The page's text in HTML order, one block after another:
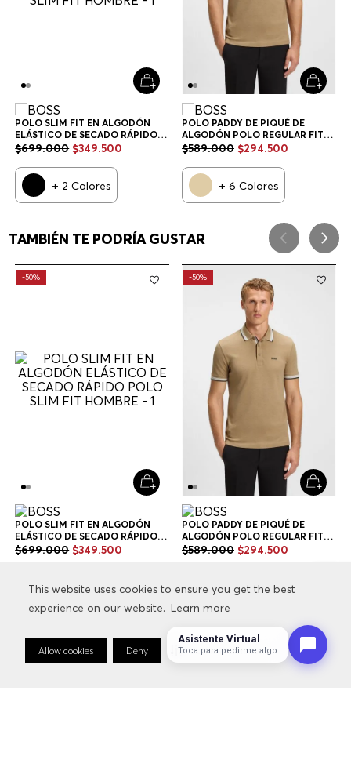
This website uses cookies to ensure you get the best
experience on our website. Learn more
Allow cookies Deny Cookie Preferences
This website uses cookies to ensure you get the best
experience on our website. Learn more
Allow cookies Deny Cookie Preferences
POLO SLIM FIT EN ALGODÓN
ELÁSTICO DE SECADO RÁPIDO
POLO SLIM FIT HOMBRE
$699.000 $349.500
+2 Colores
POLO PADDY DE PIQUÉ DE
ALGODÓN POLO REGULAR FIT
HOMBRE
$589.000 $294.500
+6 Colores
TAMBIÉN TE PODRÍA GUSTAR
-50%
POLO SLIM FIT EN ALGODÓN
ELÁSTICO DE SECADO RÁPIDO
POLO SLIM FIT HOMBRE
$699.000 $349.500
+2 Colores
-50%
POLO PADDY DE PIQUÉ DE
ALGODÓN POLO REGULAR FIT
HOMBRE
$589.000 $294.500
+6 Colores
Asistente Virtual
Toca para pedirme algo